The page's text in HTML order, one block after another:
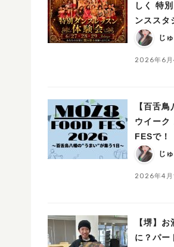
しく 特
ンススタ
じ
2026年6月
【百舌
ウイーク
FESで！
じ
2026年4月
【堺】
に？パー